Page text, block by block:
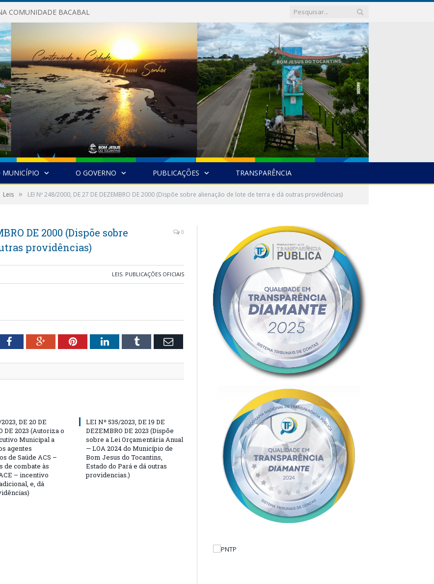
COMUNIDADE BACABAL
MUNICÍPIO O GOVERNO PUBLICAÇÕES TRANSPARÊNCIA
Leis » LEI Nº 248/2000, DE 27 DE DEZEMBRO DE 2000 (Dispõe sobre alienação de lote de terra e dá outras providências)
DE 2000 (Dispõe sobre
providências)
0
LEIS, PUBLICAÇÕES OFICIAIS
FacebookGoogle+PinterestLinkedInTumblr Email
DE 20 DE
DE 2023 (Autoriza o
Municipal a
agentes
de Saúde ACS –
de combate às
– incentivo
e, dá
LEI Nº 535/2023, DE 19 DE
DEZEMBRO DE 2023 (Dispõe
sobre a Lei Orçamentária Anual
— LOA 2024 do Município de
Bom Jesus do Tocantins,
Estado do Pará e dá outras
providencias.)